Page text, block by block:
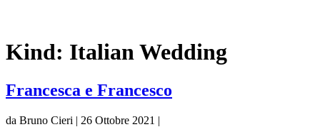
Kind: Italian Wedding
Francesca e Francesco
da Bruno Cieri | 26 Ottobre 2021 |